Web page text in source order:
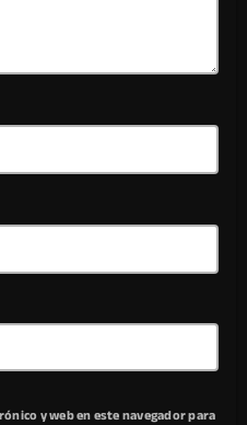
y web en este navegador para